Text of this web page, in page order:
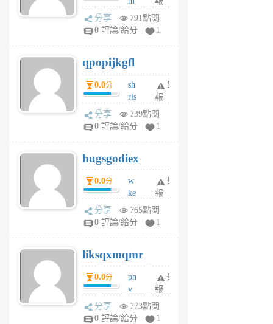
前
w
rs
6
個
月
前
分享
791點閱
0 評論/給分
1
qpopijkgfl
0.0分
sh
rls
k
m
6
個
月
前
舉
報
分享
739點閱
0 評論/給分
1
hugsgodiex
0.0分
w
ke
rv
pj
6
個
月
前
舉
報
分享
765點閱
0 評論/給分
1
liksqxmqmr
0.0分
pn
v
wt
sv
舉
報
分享
773點閱
0 評論/給分
1